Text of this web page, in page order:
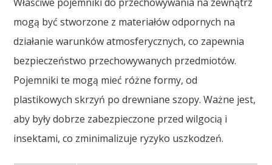
mogą być stworzone z materiałów odpornych na
działanie warunków atmosferycznych, co zapewnia
bezpieczeństwo przechowywanych przedmiotów.
Pojemniki te mogą mieć różne formy, od
plastikowych skrzyń po drewniane szopy. Ważne jest,
aby były dobrze zabezpieczone przed wilgocią i
insektami, co zminimalizuje ryzyko uszkodzeń.